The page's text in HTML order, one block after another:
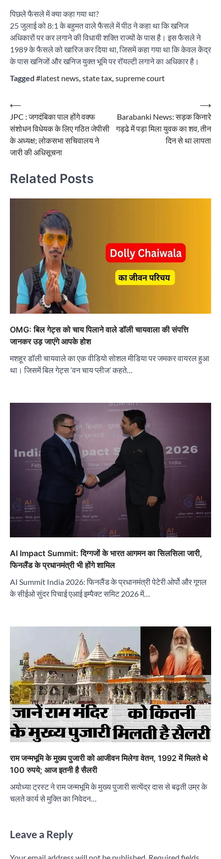
पिछले फैसले में क्या कहा गया था?
25 जुलाई को 8:1 के बहुमत वाले फैसले में पीठ ने कहा था कि खनिज
अधिकारों पर कर लगाने की विधायी शक्ति राज्यों के पास है। इस फैसले ने
1989 के फैसले को खारिज कर दिया था, जिसमें कहा गया था कि केवल केंद्र
के पास खनिजों और खनिज युक्त भूमि पर रॉयल्टी लगाने का अधिकार है।
Tagged #latest news, state tax, supreme court
Post
navigation
⟵
JPC : जगदंबिका पाल होंगे वक्फ
संशोधन विधेयक के लिए गठित जेपीसी
के अध्यक्ष; लोकसभा सचिवालय ने
जारी की अधिसूचना
Barabanki News: सड़क किनारे
गड्ढे में पड़ा मिला युवक का शव, तीन
दिन से था लापता
⟶
Related Posts
OMG: बिल गेट्स को चाय पिलाने वाले डॉली चायवाला की संपत्ति
जानकर उड़ जाएंगे आपके होश
मशहूर डॉली चायवाले का एक वीडियो सोशल मीडिया पर जमकर वायरल हुआ
था। जिसमें बिल गेट्स ‘वन चाय प्लीज’ कहते…
AI Impact Summit: दिग्गजों के भारत आगमन का सिलसिला जारी,
फिनलैंड के प्रधानमंत्री भी होंगे शामिल
AI Summit India 2026: फिनलैंड के प्रधानमंत्री पेटेरी ओर्पो और गूगल
के सीईओ सुंदर पिचाई एआई इम्पैक्ट समिट 2026 में…
राम जन्मभूमि के मुख्य पुजारी को आजीवन मिलेगा वेतन, 1992 में मिलते थे
100 रुपये; आज इतनी है सैलरी
अयोध्या ट्रस्ट ने राम जन्मभूमि के मुख्य पुजारी सत्येंद्र दास से बढ़ती उम्र के
चलते कार्य से मुक्ति का निवेदन…
Leave a Reply
Your email address will not be published. Required fields